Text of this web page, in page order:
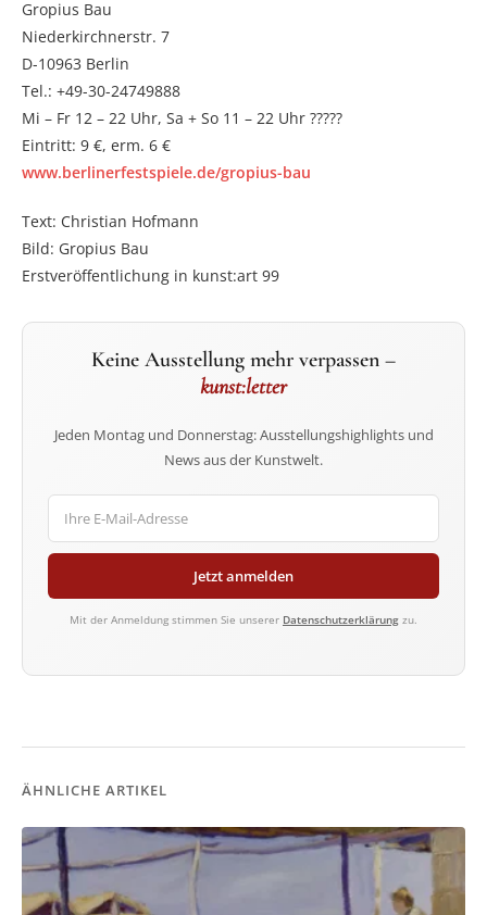
Gropius Bau
Niederkirchnerstr. 7
D-10963 Berlin
Tel.: +49-30-24749888
Mi – Fr 12 – 22 Uhr, Sa + So 11 – 22 Uhr ?????
Eintritt: 9 €, erm. 6 €
www.berlinerfestspiele.de/gropius-bau
Text: Christian Hofmann
Bild: Gropius Bau
Erstveröffentlichung in kunst:art 99
Keine Ausstellung mehr verpassen –
kunst:letter
Jeden Montag und Donnerstag: Ausstellungshighlights und
News aus der Kunstwelt.
Jetzt anmelden
Mit der Anmeldung stimmen Sie unserer Datenschutzerklärung zu.
ÄHNLICHE ARTIKEL